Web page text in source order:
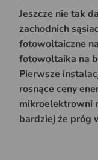
Jeszcze nie tak
zachodnich
fotowoltaiczne
fotowoltaika na
Pierwsze
rosnące ceny
mikroelektrowni
bardziej że próg